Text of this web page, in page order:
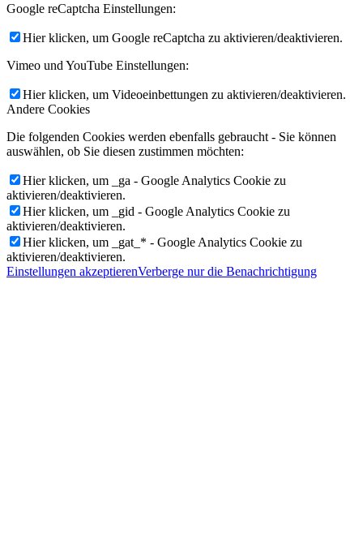
Google reCaptcha Einstellungen:
Hier klicken, um Google reCaptcha zu aktivieren/deaktivieren.
Vimeo und YouTube Einstellungen:
Hier klicken, um Videoeinbettungen zu aktivieren/deaktivieren.
Andere Cookies
Die folgenden Cookies werden ebenfalls gebraucht - Sie können
auswählen, ob Sie diesen zustimmen möchten:
Hier klicken, um _ga - Google Analytics Cookie zu
aktivieren/deaktivieren.
Hier klicken, um _gid - Google Analytics Cookie zu
aktivieren/deaktivieren.
Hier klicken, um _gat_* - Google Analytics Cookie zu
aktivieren/deaktivieren.
Einstellungen akzeptierenVerberge nur die Benachrichtigung